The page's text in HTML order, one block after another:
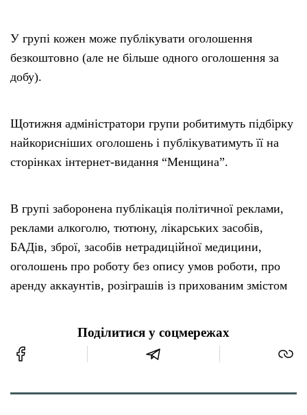
У групі кожен може публікувати оголошення
безкоштовно (але не більше одного оголошення за
добу).
Щотижня адміністратори групи робитимуть підбірку
найкорисніших оголошень і публікуватимуть її на
сторінках інтернет-видання “Менщина”.
В групі заборонена публікація політичної реклами,
реклами алкоголю, тютюну, лікарських засобів,
БАДів, зброї, засобів нетрадиційної медицини,
оголошень про роботу без опису умов роботи, про
аренду аккаунтів, розіграшів із прихованим змістом
Поділитися у соцмережах